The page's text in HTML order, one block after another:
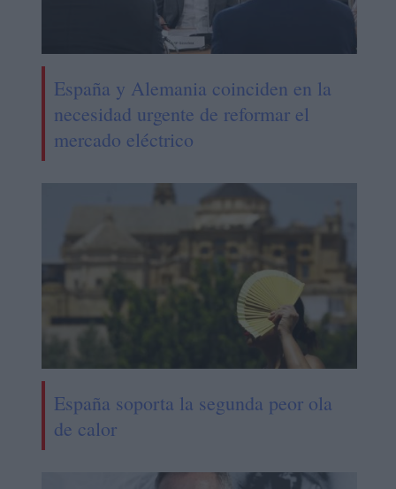
España y Alemania coinciden en la
necesidad urgente de reformar el
mercado eléctrico
España soporta la segunda peor ola
de calor